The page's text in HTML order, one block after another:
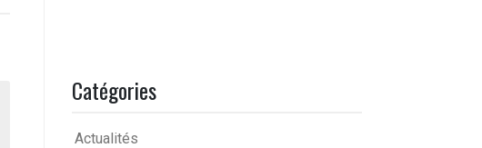
Catégories
Actualités